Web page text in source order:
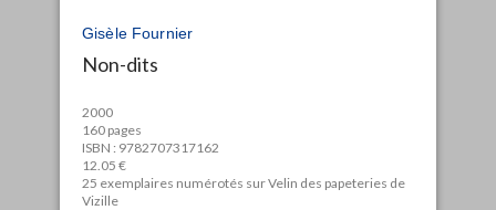
Gisèle Fournier
Non-dits
2000
160 pages
ISBN : 9782707317162
12.05 €
25 exemplaires numérotés sur Velin des papeteries de
Vizille